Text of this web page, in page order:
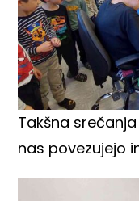
Takšna
nas povezujejo